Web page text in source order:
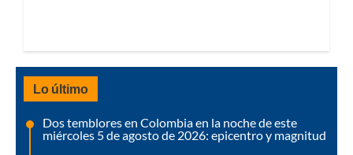
Lo último
Dos temblores en Colombia en la noche de este
miércoles 5 de agosto de 2026: epicentro y magnitud